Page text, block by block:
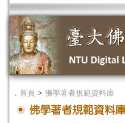
． 首頁 > 佛學著者規範資料庫